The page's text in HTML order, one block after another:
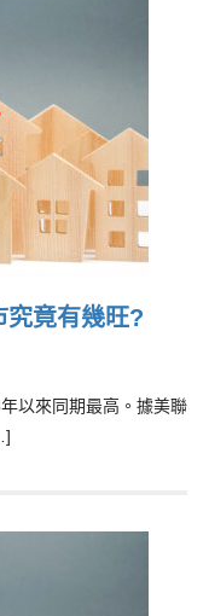
究竟有幾旺?
以來同期最高。據美聯